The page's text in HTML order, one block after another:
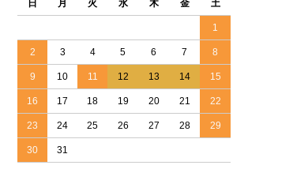
日 月 火 水 木 金 土
1
2 3 4 5 6 7 8
9 10 11 12 13 14 15
16 17 18 19 20 21 22
23 24 25 26 27 28 29
30 31